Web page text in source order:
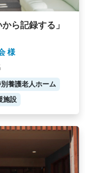
ら記録する」
様
養護老人ホーム
施設